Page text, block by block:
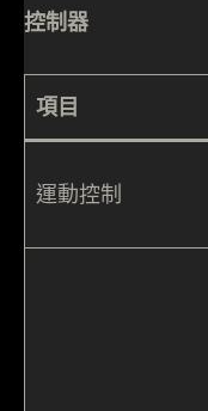
控制器
項目
運動控制